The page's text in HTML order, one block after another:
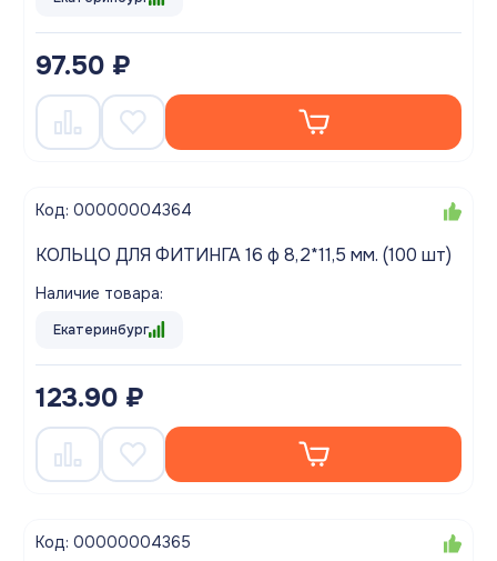
97.50 ₽
Код: 00000004364
КОЛЬЦО ДЛЯ ФИТИНГА 16 ф 8,2*11,5 мм. (100 шт)
Наличие товара:
Екатеринбург
123.90 ₽
Код: 00000004365